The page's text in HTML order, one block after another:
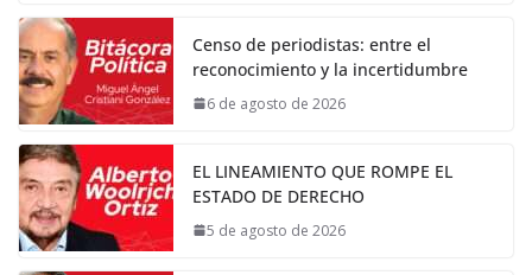
Censo de periodistas: entre el
reconocimiento y la incertidumbre
6 de agosto de 2026
EL LINEAMIENTO QUE ROMPE EL
ESTADO DE DERECHO
5 de agosto de 2026